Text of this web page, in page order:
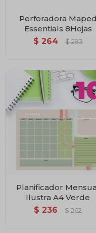
Perforadora Maped
Essentials 8Hojas
$ 264 $ 293
Planificador
Ilustra A4 Verde
$ 236 $ 262